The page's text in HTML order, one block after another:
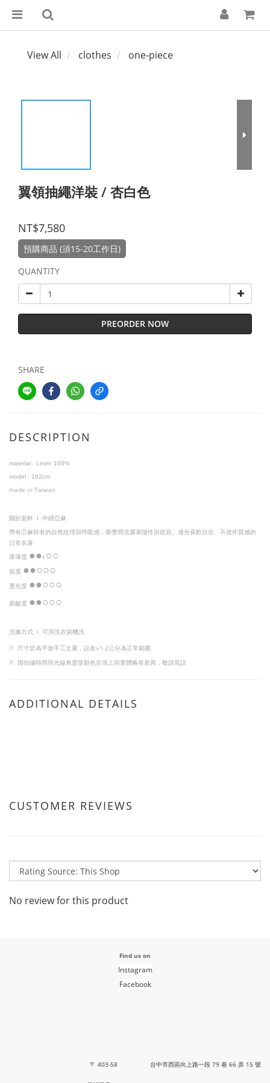
View All clothes one-piece
翼領抽繩洋裝 / 杏白色
NT$7,580
預購商品 (須15-20工作日)
QUANTITY
PREORDER NOW
SHARE
DESCRIPTION
material : Linen 100%
model : 162cm
made in Taiwan
關於面料 I 中磅亞麻
帶有亞麻特有的自然紋理與呼吸感，垂墜間流露著隨性與從容。適合喜歡自在、不造作質感的
日常衣著
厚薄度 ●●◐ ○○
挺度 ●●○○○
透光度 ●●○○○
易皺度 ●●○○○
洗滌方式 I 可用洗衣袋機洗
※ 尺寸皆為平放手工丈量， 誤差±1-2公分為正常範圍
※ 因拍攝時間與光線角度使顏色呈現上與實體略有差異，敬請見諒
ADDITIONAL DETAILS
CUSTOMER REVIEWS
No review for this product
Find us on
Instagram
Facebook
〒 403-58 台中市西區向上路一段 79 巷 66 弄 15 號